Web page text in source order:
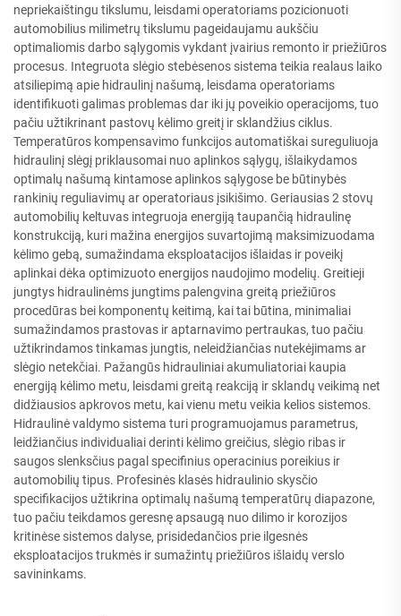
nepriekaištingu tikslumu, leisdami operatoriams pozicionuoti
automobilius milimetrų tikslumu pageidaujamu aukščiu
optimaliomis darbo sąlygomis vykdant įvairius remonto ir priežiūros
procesus. Integruota slėgio stebėsenos sistema teikia realaus laiko
atsiliepimą apie hidraulinį našumą, leisdama operatoriams
identifikuoti galimas problemas dar iki jų poveikio operacijoms, tuo
pačiu užtikrinant pastovų kėlimo greitį ir sklandžius ciklus.
Temperatūros kompensavimo funkcijos automatiškai sureguliuoja
hidraulinį slėgį priklausomai nuo aplinkos sąlygų, išlaikydamos
optimalų našumą kintamose aplinkos sąlygose be būtinybės
rankinių reguliavimų ar operatoriaus įsikišimo. Geriausias 2 stovų
automobilių keltuvas integruoja energiją taupančią hidraulinę
konstrukciją, kuri mažina energijos suvartojimą maksimizuodama
kėlimo gebą, sumažindama eksploatacijos išlaidas ir poveikį
aplinkai dėka optimizuoto energijos naudojimo modelių. Greitieji
jungtys hidraulinėms jungtims palengvina greitą priežiūros
procedūras bei komponentų keitimą, kai tai būtina, minimaliai
sumažindamos prastovas ir aptarnavimo pertraukas, tuo pačiu
užtikrindamos tinkamas jungtis, neleidžiančias nutekėjimams ar
slėgio netekčiai. Pažangūs hidrauliniai akumuliatoriai kaupia
energiją kėlimo metu, leisdami greitą reakciją ir sklandų veikimą net
didžiausios apkrovos metu, kai vienu metu veikia kelios sistemos.
Hidraulinė valdymo sistema turi programuojamus parametrus,
leidžiančius individualiai derinti kėlimo greičius, slėgio ribas ir
saugos slenksčius pagal specifinius operacinius poreikius ir
automobilių tipus. Profesinės klasės hidraulinio skysčio
specifikacijos užtikrina optimalų našumą temperatūrų diapazone,
tuo pačiu teikdamos geresnę apsaugą nuo dilimo ir korozijos
kritinėse sistemos dalyse, prisidedančios prie ilgesnės
eksploatacijos trukmės ir sumažintų priežiūros išlaidų verslo
savininkams.